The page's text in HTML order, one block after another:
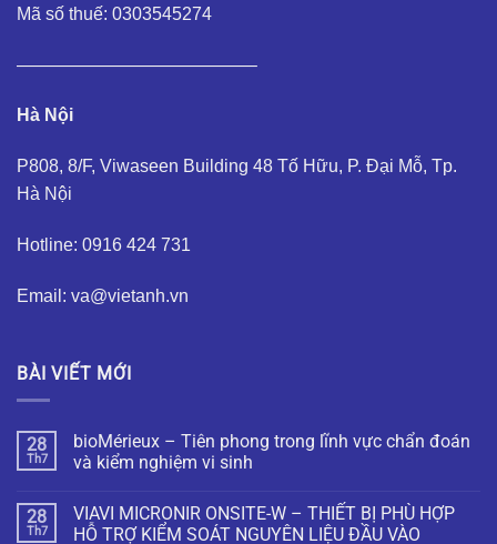
Mã số thuế: 0303545274
—————————————–
Hà Nội
P808, 8/F, Viwaseen Building 48 Tố Hữu, P. Đại Mỗ, Tp.
Hà Nội
Hotline: 0916 424 731
Email: va@vietanh.vn
BÀI VIẾT MỚI
28
Th7
bioMérieux – Tiên phong trong lĩnh vực chẩn đoán
và kiểm nghiệm vi sinh
28
Th7
VIAVI MICRONIR ONSITE-W – THIẾT BỊ PHÙ HỢP
HỖ TRỢ KIỂM SOÁT NGUYÊN LIỆU ĐẦU VÀO